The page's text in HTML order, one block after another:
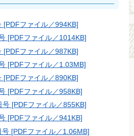
[PDFファイル／994KB]
[PDFファイル／1014KB]
[PDFファイル／987KB]
[PDFファイル／1.03MB]
[PDFファイル／890KB]
[PDFファイル／958KB]
[PDFファイル／855KB]
[PDFファイル／941KB]
[PDFファイル／1.06MB]